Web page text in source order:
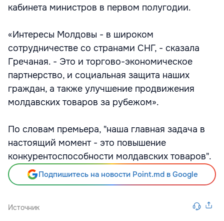
кабинета министров в первом полугодии.
«Интересы Молдовы - в широком
сотрудничестве со странами СНГ, - сказала
Гречаная. - Это и торгово-экономическое
партнерство, и социальная защита наших
граждан, а также улучшение продвижения
молдавских товаров за рубежом».
По словам премьера, "наша главная задача в
настоящий момент - это повышение
конкурентоспособности молдавских товаров".
Подпишитесь на новости Point.md в Google
Источник